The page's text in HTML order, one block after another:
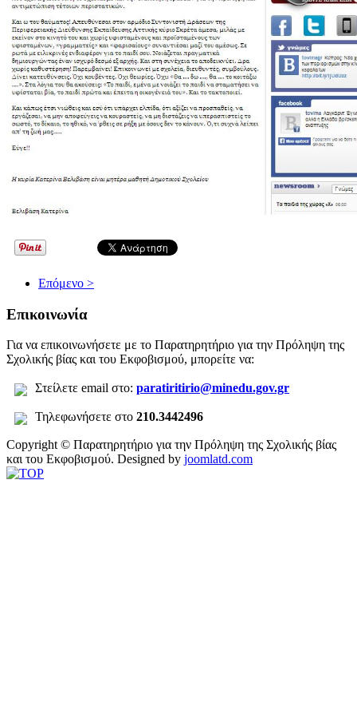
Επόμενο >
Επικοινωνία
Για να επικοινωνήσετε με το Παρατηρητήριο για την Πρόληψη της
Σχολικής βίας και του Εκφοβισμού, μπορείτε να:
Στείλετε email στο: paratiritirio@minedu.gov.gr
Τηλεφωνήσετε στο 210.3442496
Copyright © Παρατηρητήριο για την Πρόληψη της Σχολικής βίας
και του Εκφοβισμού. Designed by joomlatd.com